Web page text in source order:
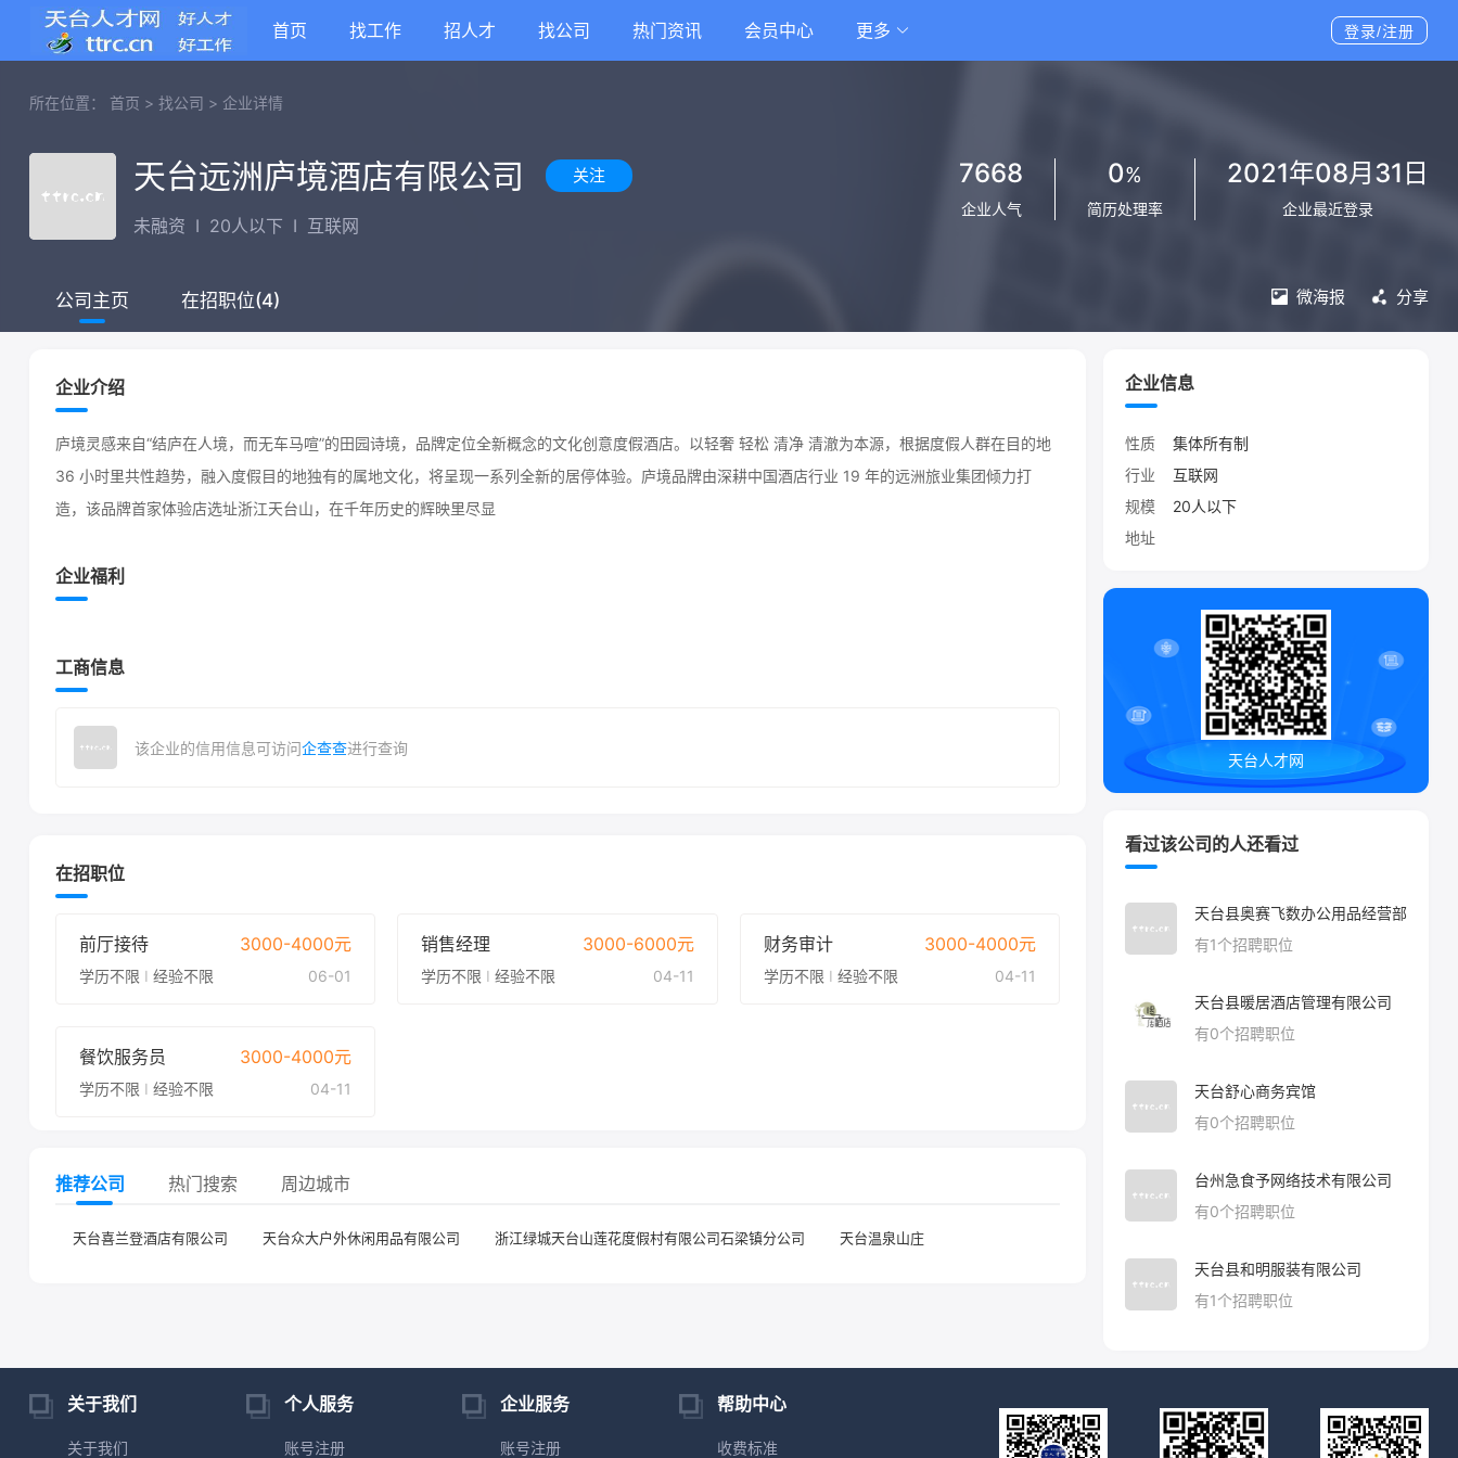
首页 找工作 招人才 找公司 热门资讯 会员中心 更多 登录/注册
所在位置： 首页 > 找公司 > 企业详情
天台远洲庐境酒店有限公司 关注
未融资 I 20人以下 I 互联网
7668
企业人气
0%
简历处理率
2021年08月31日
企业最近登录
公司主页 在招职位(4) 微海报 分享
企业介绍
庐境灵感来自“结庐在人境，而无车马喧”的田园诗境，品牌定位全新概念的文化创意度假酒店。以轻奢 轻松 清净 清澈为本源，根据度假人群在目的地
36 小时里共性趋势，融入度假目的地独有的属地文化，将呈现一系列全新的居停体验。庐境品牌由深耕中国酒店行业 19 年的远洲旅业集团倾力打
造，该品牌首家体验店选址浙江天台山，在千年历史的辉映里尽显
企业福利
工商信息
该企业的信用信息可访问企查查进行查询
在招职位
前厅接待 3000-4000元
学历不限 I 经验不限 06-01
销售经理 3000-6000元
学历不限 I经验不限 04-11
财务审计 3000-4000元
学历不限 I 经验不限 04-11
餐饮服务员 3000-4000元
学历不限 I 经验不限 04-11
推荐公司 热门搜索 周边城市
天台喜兰登酒店有限公司 天台众大户外休闲用品有限公司 浙江绿城天台山莲花度假村有限公司石梁镇分公司 天台温泉山庄
企业信息
性质
集体所有制
行业
互联网
规模
20人以下
地址
天台人才网
看过该公司的人还看过
天台县奥赛飞数办公用品经营部
有1个招聘职位
天台县暖居酒店管理有限公司
有0个招聘职位
天台舒心商务宾馆
有0个招聘职位
台州急食予网络技术有限公司
有0个招聘职位
天台县和明服装有限公司
有1个招聘职位
关于我们
关于我们
个人服务
账号注册
企业服务
账号注册
帮助中心
收费标准